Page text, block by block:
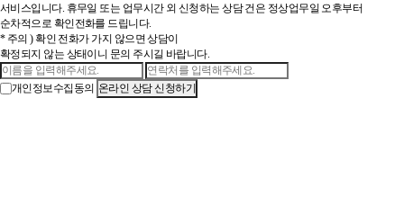
서비스입니다. 휴무일 또는 업무시간 외 신청하는 상담 건은 정상업무일 오후부터
순차적으로 확인전화를 드립니다.
* 주의 ) 확인 전화가 가지 않으면 상담이
확정되지 않는 상태이니 문의 주시길 바랍니다.
개인정보수집동의